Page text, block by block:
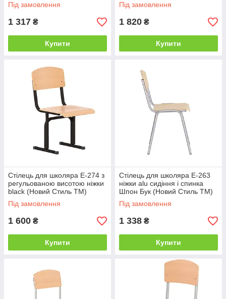
Під замовлення
1 317 ₴
Купити
Під замовлення
1 820 ₴
Купити
Стілець для школяра E-274 з
регульованою висотою ніжки
black (Новий Стиль ТМ)
Під замовлення
1 600 ₴
Купити
Стілець для школяра E-263
ніжки alu сидіння і спинка
Шпон Бук (Новий Стиль ТМ)
Під замовлення
1 338 ₴
Купити